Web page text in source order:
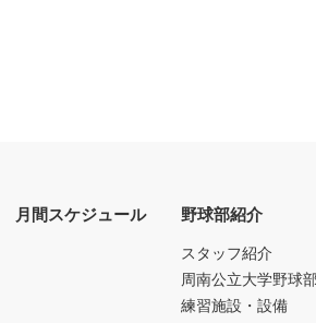
月間スケジュール 野球部紹介
スタッフ紹介
周南公立大学野球
練習施設・設備